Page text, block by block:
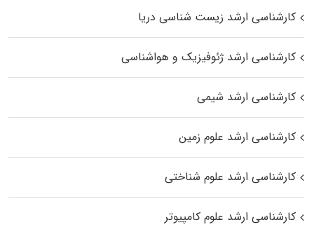
کارشناسی ارشد زیست‌ شناسی دریا
کارشناسی ارشد ژئوفیزیک و هواشناسی
کارشناسی ارشد شیمی
کارشناسی ارشد علوم زمین
کارشناسی ارشد علوم شناختی
کارشناسی ارشد علوم کامپیوتر